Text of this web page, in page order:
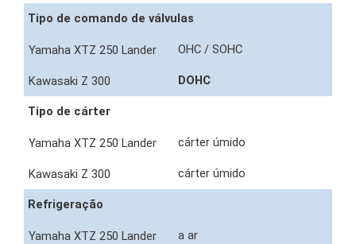
Tipo de comando de válvulas
OHC / SOHC
DOHC
Tipo de cárter
cárter úmido
cárter úmido
Refrigeração
a ar